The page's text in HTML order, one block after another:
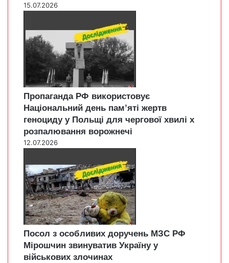
15.07.2026
Пропаганда РФ використовує
Національний день пам’яті жертв
геноциду у Польщі для чергової хвилі х
розпалювання ворожнечі
12.07.2026
Посол з особливих доручень МЗС РФ
Мірошчин звинуватив Україну у
військових злочинах